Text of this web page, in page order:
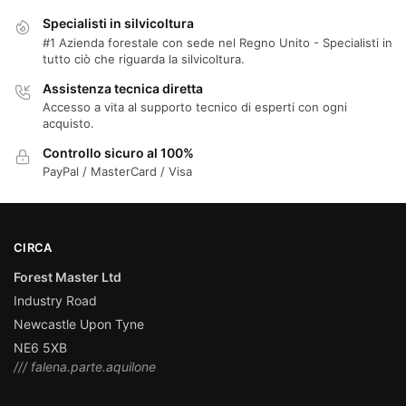
Specialisti in silvicoltura
#1 Azienda forestale con sede nel Regno Unito - Specialisti in
tutto ciò che riguarda la silvicoltura.
Assistenza tecnica diretta
Accesso a vita al supporto tecnico di esperti con ogni
acquisto.
Controllo sicuro al 100%
PayPal / MasterCard / Visa
CIRCA
Forest Master Ltd
Industry Road
Newcastle Upon Tyne
NE6 5XB
/// falena.parte.aquilone